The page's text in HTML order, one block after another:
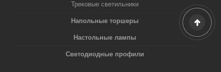
Трековые светильники
Напольные торшеры
Настольные лампы
Светодиодные профили